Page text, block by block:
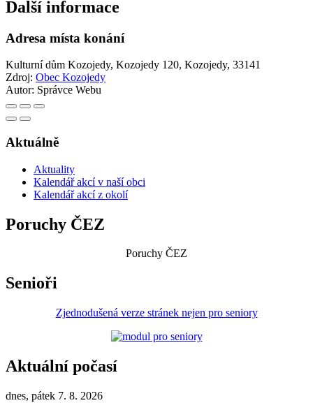
Další informace
Adresa místa konání
Kulturní dům Kozojedy, Kozojedy 120, Kozojedy, 33141
Zdroj: Obec Kozojedy
Autor: Správce Webu
Aktuálně
Aktuality
Kalendář akcí v naší obci
Kalendář akcí z okolí
Poruchy ČEZ
Poruchy ČEZ
Senioři
Zjednodušená verze stránek nejen pro seniory
Aktuální počasí
dnes, pátek 7. 8. 2026